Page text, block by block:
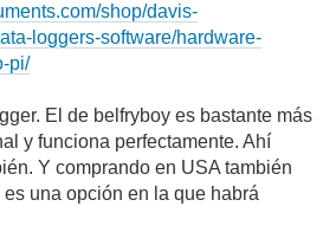
shop/davis-
loggers-software/hardware-
pi/
El de belfryboy es bastante más
y funciona perfectamente. Ahí
Y comprando en USA también
una opción en la que habrá